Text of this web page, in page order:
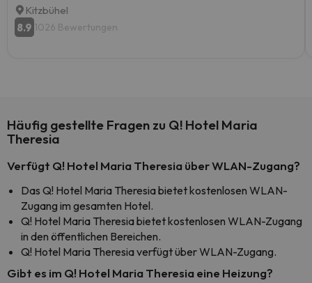
Kitzbühel
8.9 1026 Bewertungen
Häufig gestellte Fragen zu Q! Hotel Maria
Theresia
Verfügt Q! Hotel Maria Theresia über WLAN-Zugang?
Das Q! Hotel Maria Theresia bietet kostenlosen WLAN-
Zugang im gesamten Hotel.
Q! Hotel Maria Theresia bietet kostenlosen WLAN-Zugang
in den öffentlichen Bereichen.
Q! Hotel Maria Theresia verfügt über WLAN-Zugang.
Gibt es im Q! Hotel Maria Theresia eine Heizung?